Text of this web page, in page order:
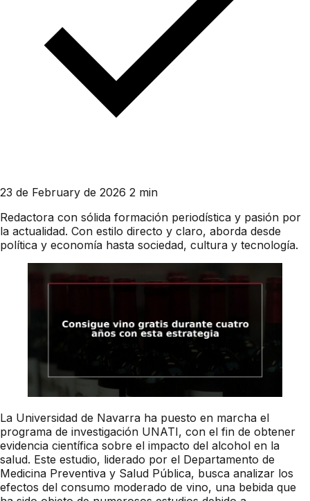
23 de February de 2026 2 min
Redactora con sólida formación periodística y pasión por
la actualidad. Con estilo directo y claro, aborda desde
política y economía hasta sociedad, cultura y tecnología.
La Universidad de Navarra ha puesto en marcha el
programa de investigación UNATI, con el fin de obtener
evidencia científica sobre el impacto del alcohol en la
salud. Este estudio, liderado por el Departamento de
Medicina Preventiva y Salud Pública, busca analizar los
efectos del consumo moderado de vino, una bebida que